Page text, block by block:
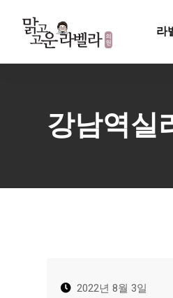
content
라
강남역실
2022년 8월 3일